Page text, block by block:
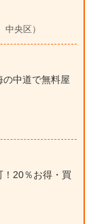
央区）
中道で無料屋
20％お得・買